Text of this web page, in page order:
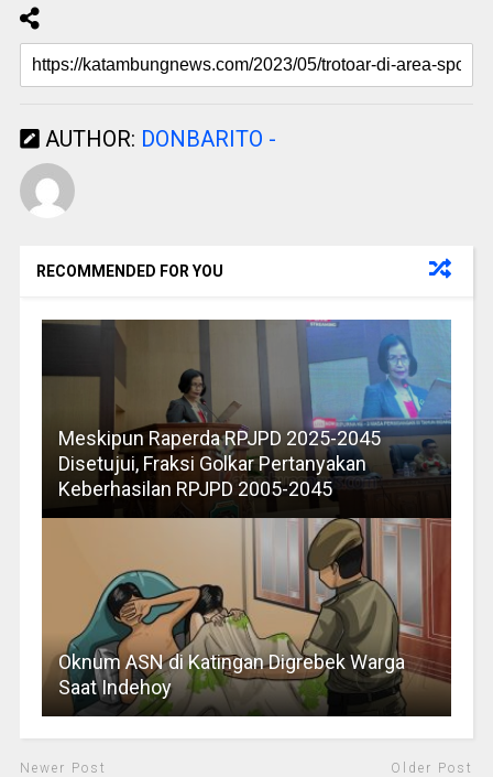
AUTHOR: DONBARITO -
RECOMMENDED FOR YOU
Meskipun Raperda RPJPD 2025-2045
Disetujui, Fraksi Golkar Pertanyakan
Keberhasilan RPJPD 2005-2045
Oknum ASN di Katingan Digrebek Warga
Saat Indehoy
Newer Post Older Post